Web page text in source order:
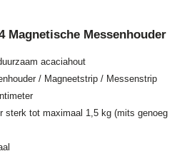
Magnetische Messenhouder
acaciahout
/ Magneetstrip / Messenstrip
sterk tot maximaal 1,5 kg (mits genoeg